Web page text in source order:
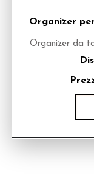
Organizer
Organizer da